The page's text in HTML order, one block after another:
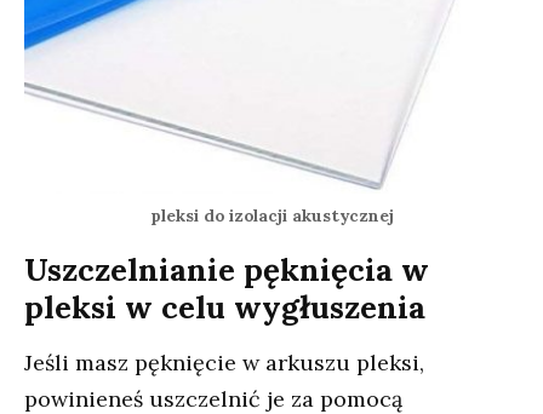
pleksi do izolacji akustycznej
Uszczelnianie pęknięcia w
pleksi w celu wygłuszenia
Jeśli masz pęknięcie w arkuszu pleksi,
powinieneś uszczelnić je za pomocą